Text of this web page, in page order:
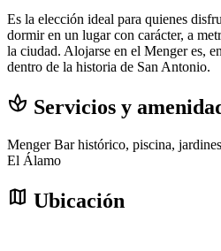
Es la elección ideal para quienes
dormir en un lugar con carácter, a
la ciudad. Alojarse en el Menger es,
dentro de la historia de San Antonio.
spa Servicios y
Menger Bar histórico, piscina,
El Álamo
map Ubicación